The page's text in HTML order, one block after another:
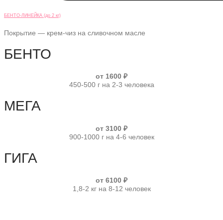
БЕНТО-ЛИНЕЙКА (до 2 кг)
Покрытие — крем-чиз на сливочном масле
БЕНТО
от 1600 ₽
450-500 г на 2-3 человека
МЕГА
от 3100 ₽
900-1000 г на 4-6 человек
ГИГА
от 6100 ₽
1,8-2 кг на 8-12 человек